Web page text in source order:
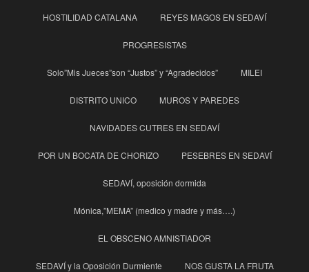
HOSTILIDAD CATALANA REYES MAGOS EN SEDAVÍ
PROGRESISTAS
Solo”Mis Jueces”son “Justos” y “Agradecidos” MILEI
DISTRITO UNICO MUROS Y PAREDES
NAVIDADES CUTRES EN SEDAVÍ
POR UN BOCATA DE CHORIZO PESEBRES EN SEDAVÍ
SEDAVÍ, oposición dormida
Mónica,”MEMA” (medico y madre y más….)
EL OBSCENO AMNISTIADOR
SEDAVÍ y la Oposición Durmiente NOS GUSTA LA FRUTA